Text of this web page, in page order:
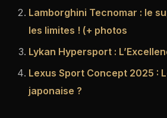
Lamborghini Tecnomar : le
les limites ! (+ photos
Lykan Hypersport :
Lexus Sport Concept 2025 :
japonaise ?